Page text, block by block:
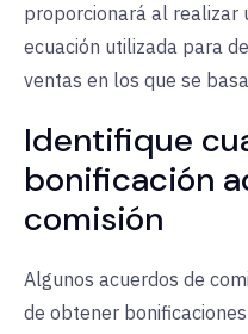
proporcionará al realizar
ecuación utilizada para
ventas en los que se
Identifique
bonificación
comisión
Algunos acuerdos de
de obtener